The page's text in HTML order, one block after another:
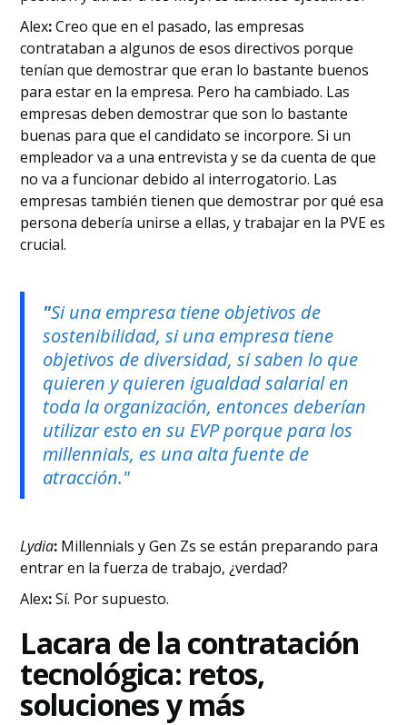
‍Alex:Creo que en el pasado, las empresas
contrataban a algunos de esos directivos porque
tenían que demostrar que eran lo bastante buenos
para estar en la empresa. Pero ha cambiado. Las
empresas deben demostrar que son lo bastante
buenas para que el candidato se incorpore. Si un
empleador va a una entrevista y se da cuenta de que
no va a funcionar debido al interrogatorio. Las
empresas también tienen que demostrar por qué esa
persona debería unirse a ellas, y trabajar en la PVE es
crucial.
"Si una empresa tiene objetivos de
sostenibilidad, si una empresa tiene
objetivos de diversidad, si saben lo que
quieren y quieren igualdad salarial en
toda la organización, entonces deberían
utilizar esto en su EVP porque para los
millennials, es una alta fuente de
atracción."
‍Lydia: Millennials y Gen Zs se están preparando para
entrar en la fuerza de trabajo, ¿verdad?
‍Alex:Sí. Por supuesto.
‍Lacara de la contratación
tecnológica: retos,
soluciones y más